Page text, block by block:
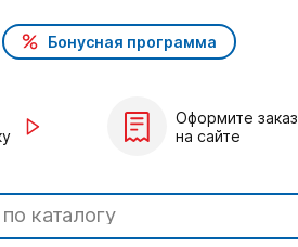
Бонусная программа
Оформите заказ
на сайте